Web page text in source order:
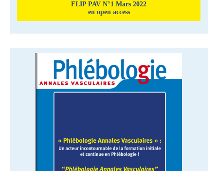
FLIP PAV N°1 Mars 2022
en open access